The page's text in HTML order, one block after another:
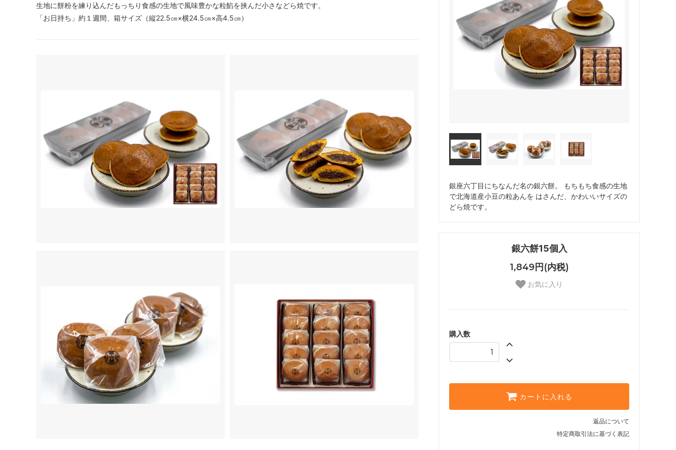
銀座六丁目にちなんだ名の銀六餅。 もちもち食感の生地
で北海道産小豆の粒あんを はさんだ、かわいいサイズの
どら焼です。
銀六餅15個入
1,849円(内税)
お気に入り
購入数
カートに入れる
返品について
特定商取引法に基づく表記
生地に餅粉を練り込んだもっちり食感の生地で風味豊かな粒餡を挟んだ小さなどら焼です。
「お日持ち」約１週間、箱サイズ（縦22.5㎝×横24.5㎝×高4.5㎝）